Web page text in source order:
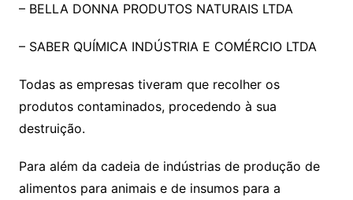
– BELLA DONNA PRODUTOS NATURAIS LTDA
– SABER QUÍMICA INDÚSTRIA E COMÉRCIO LTDA
Todas as empresas tiveram que recolher os
produtos contaminados, procedendo à sua
destruição.
Para além da cadeia de indústrias de produção de
alimentos para animais e de insumos para a